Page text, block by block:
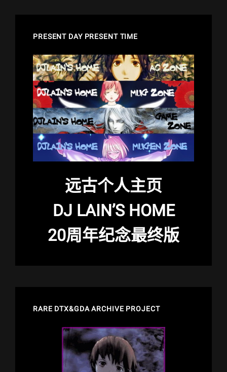
PRESENT DAY PRESENT TIME
远古个人主页
DJ LAIN’S HOME
20周年纪念最终版
RARE DTX&GDA ARCHIVE PROJECT